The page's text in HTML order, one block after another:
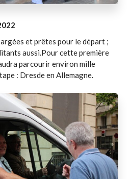
et prêtes pour le départ ;
aussi.Pour cette première
parcourir environ mille
: Dresde en Allemagne.